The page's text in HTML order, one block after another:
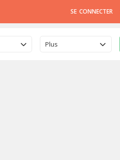
SE CONNECTER
Plus